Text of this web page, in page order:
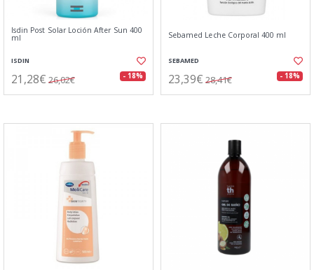
Isdin Post Solar Loción After Sun 400
ml
ISDIN
21,28€ 26,02€ - 18%
Sebamed Leche Corporal 400 ml
SEBAMED
23,39€ 28,41€ - 18%